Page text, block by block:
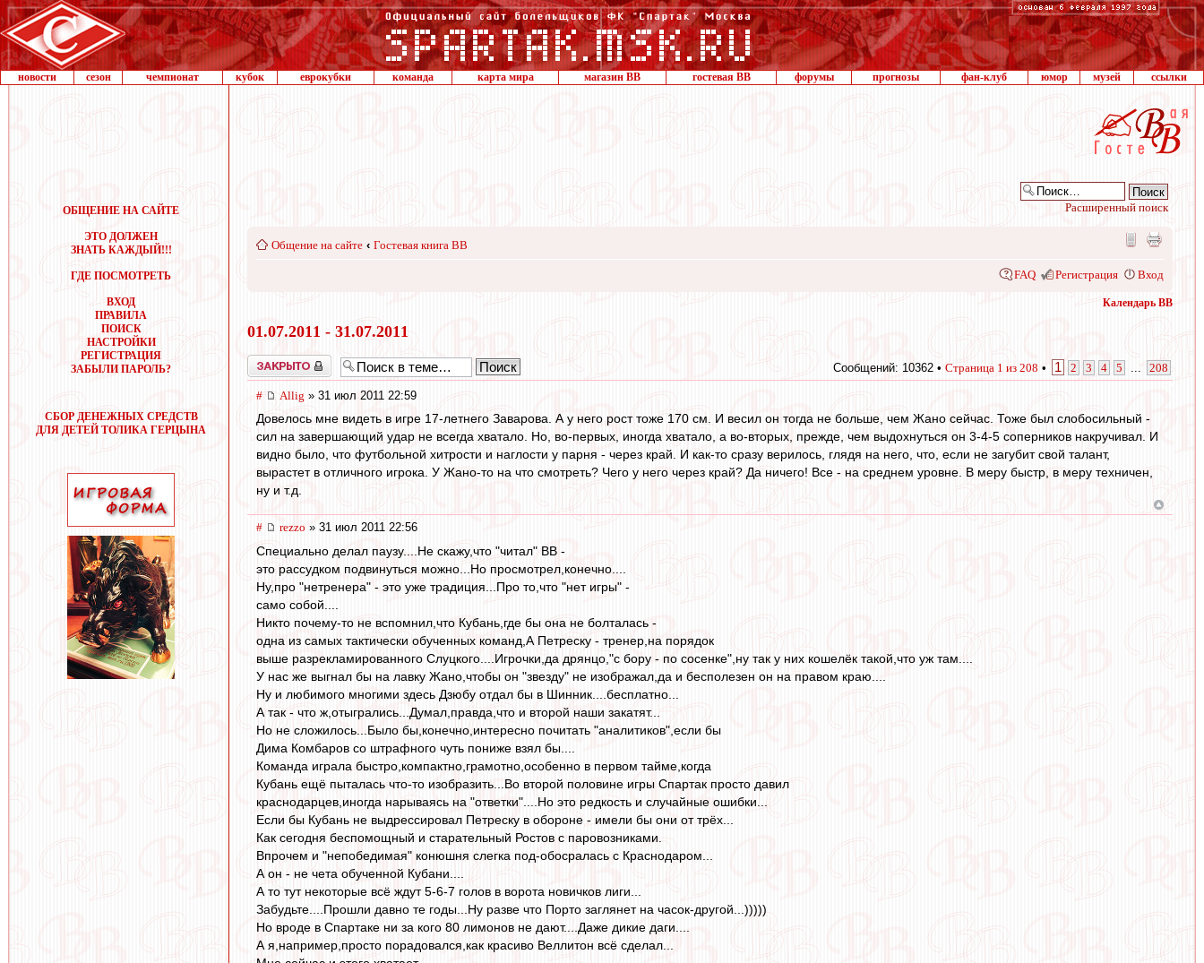
новости сезон чемпионат кубок еврокубки команда карта мира магазин ВВ гостевая ВВ форумы прогнозы фан-клуб юмор музей ссылки
ОБЩЕНИЕ НА САЙТЕ
ЭТО ДОЛЖЕН
ЗНАТЬ КАЖДЫЙ!!!
ГДЕ ПОСМОТРЕТЬ
ВХОД
ПРАВИЛА
ПОИСК
НАСТРОЙКИ
РЕГИСТРАЦИЯ
ЗАБЫЛИ ПАРОЛЬ?
СБОР ДЕНЕЖНЫХ СРЕДСТВ
ДЛЯ ДЕТЕЙ ТОЛИКА ГЕРЦЫНА
Расширенный поиск
Общение на сайте ‹ Гостевая книга ВВ
FAQ Регистрация Вход
Календарь ВВ
01.07.2011 - 31.07.2011
Закрыто Сообщений: 10362 • Страница 1 из 208 • 1 2 3 4 5 208
# Allig » 31 июл 2011 22:59
Довелось мне видеть в игре 17-летнего Заварова. А у него рост тоже 170 см. И весил он тогда не больше, чем Жано сейчас. Тоже был слобосильный -
сил на завершающий удар не всегда хватало. Но, во-первых, иногда хватало, а во-вторых, прежде, чем выдохнуться он 3-4-5 соперников накручивал. И
видно было, что футбольной хитрости и наглости у парня - через край. И как-то сразу верилось, глядя на него, что, если не загубит свой талант,
вырастет в отличного игрока. У Жано-то на что смотреть? Чего у него через край? Да ничего! Все - на среднем уровне. В меру быстр, в меру техничен,
ну и т.д.
# rezzo » 31 июл 2011 22:56
Специально делал паузу....Не скажу,что "читал" ВВ -
это рассудком подвинуться можно...Но просмотрел,конечно....
Ну,про "нетренера" - это уже традиция...Про то,что "нет игры" -
само собой....
Никто почему-то не вспомнил,что Кубань,где бы она не болталась -
одна из самых тактически обученных команд,А Петреску - тренер,на порядок
выше разрекламированного Слуцкого....Игрочки,да дрянцо,"с бору - по сосенке",ну так у них кошелёк такой,что уж там....
У нас же выгнал бы на лавку Жано,чтобы он "звезду" не изображал,да и бесполезен он на правом краю....
Ну и любимого многими здесь Дзюбу отдал бы в Шинник....бесплатно...
А так - что ж,отыгрались...Думал,правда,что и второй наши закатят...
Но не сложилось...Было бы,конечно,интересно почитать "аналитиков",если бы
Дима Комбаров со штрафного чуть пониже взял бы....
Команда играла быстро,компактно,грамотно,особенно в первом тайме,когда
Кубань ещё пыталась что-то изобразить...Во второй половине игры Спартак просто давил
краснодарцев,иногда нарываясь на "ответки"....Но это редкость и случайные ошибки...
Если бы Кубань не выдрессировал Петреску в обороне - имели бы они от трёх...
Как сегодня беспомощный и старательный Ростов с паровозниками.
Впрочем и "непобедимая" конюшня слегка под-обосралась с Краснодаром...
А он - не чета обученной Кубани....
А то тут некоторые всё ждут 5-6-7 голов в ворота новичков лиги...
Забудьте....Прошли давно те годы...Ну разве что Порто заглянет на часок-другой...)))))
Но вроде в Спартаке ни за кого 80 лимонов не дают....Даже дикие даги....
А я,например,просто порадовался,как красиво Веллитон всё сделал...